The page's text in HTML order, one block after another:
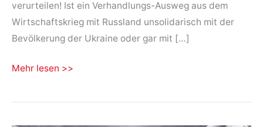
verurteilen! Ist ein Verhandlungs-Ausweg aus dem
Wirtschaftskrieg mit Russland unsolidarisch mit der
Bevölkerung der Ukraine oder gar mit […]
Petition:
Gewalt
Mehr lesen >>